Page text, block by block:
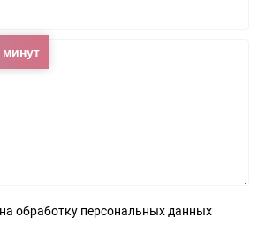
обработку персональных данных
минут